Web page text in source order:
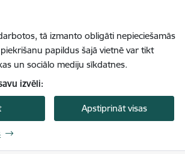
tā izmanto obligāti nepieciešamās
papildus šajā vietnē var tikt
un sociālo mediju sīkdatnes.
izvēli:
Apstiprināt visas